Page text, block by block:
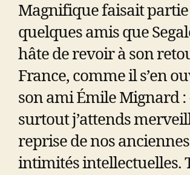
Magnifique faisait partie
quelques amis que
hâte de revoir à son
France, comme il s’en
son ami Émile Mignard :
surtout j’attends
reprise de nos anciennes
intimités intellectuelles.